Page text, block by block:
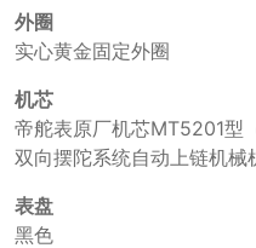
外圈
实心黄金固定外圈
机芯
帝舵表原厂机芯MT5201型
双向摆陀系统自动上链机械
表盘
黑色